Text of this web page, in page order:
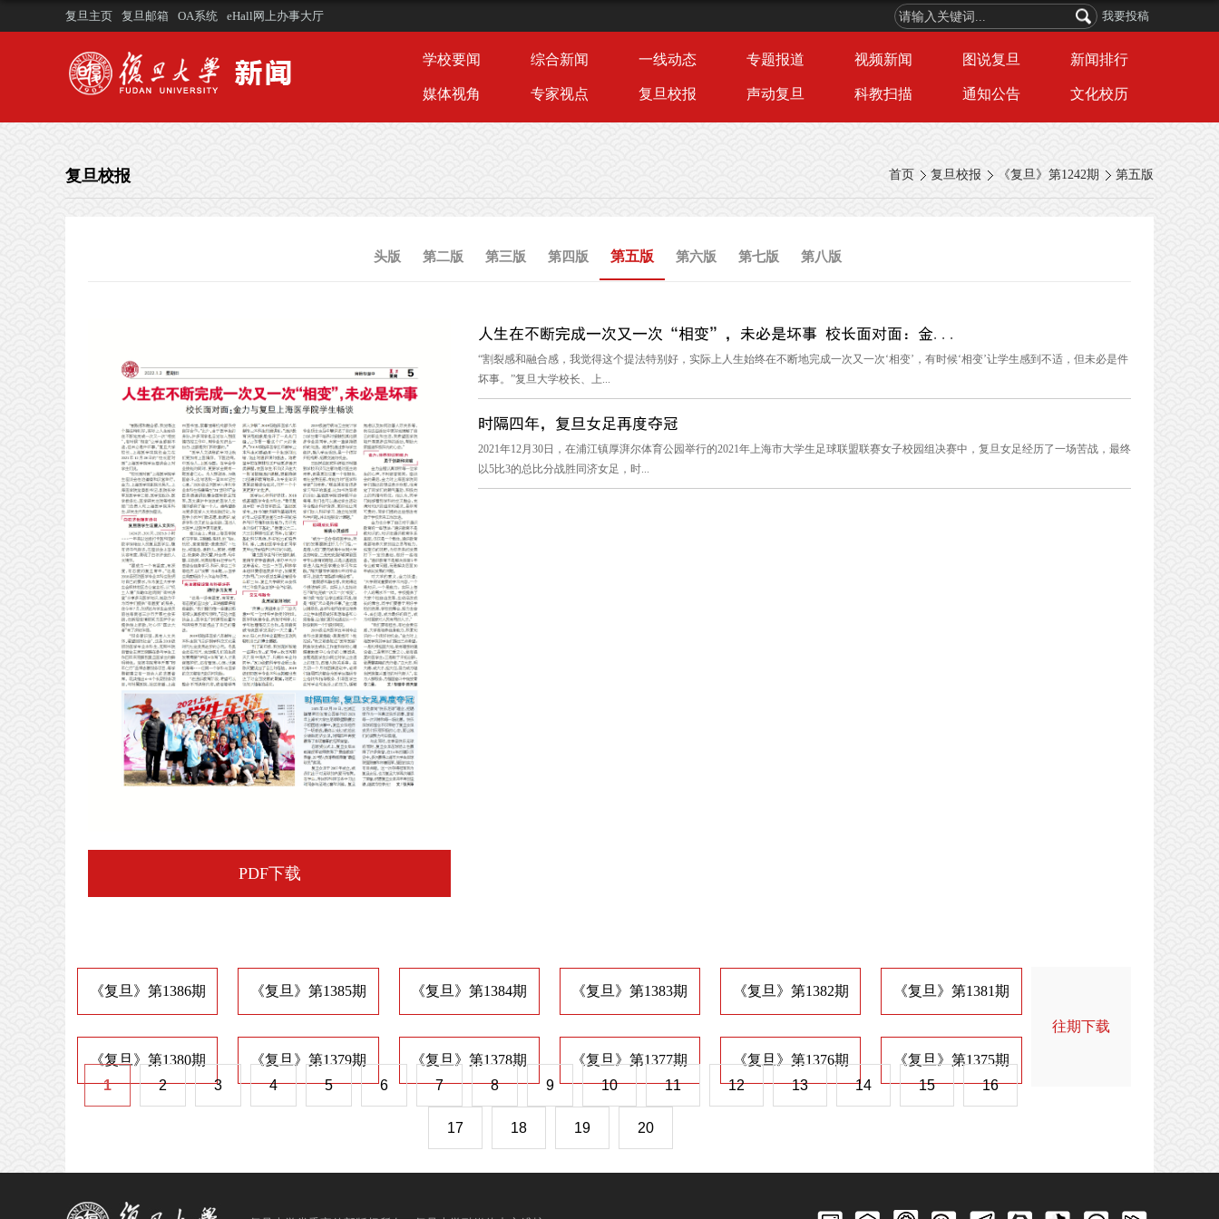
复旦主页 复旦邮箱 OA系统 eHall网上办事大厅 我要投稿
学校要闻 综合新闻 一线动态 专题报道 视频新闻 图说复旦 新闻排行
媒体视角 专家视点 复旦校报 声动复旦 科教扫描 通知公告 文化校历
首页 复旦校报 《复旦》第1242期 第五版
复旦校报
头版 第二版 第三版 第四版 第五版 第六版 第七版 第八版
PDF下载
人生在不断完成一次又一次“相变”，未必是坏事 校长面对面：金...
“割裂感和融合感，我觉得这个提法特别好，实际上人生始终在不断地完成一次又一次‘相变’，有时候‘相变’让学生感到不适，但未必是件
坏事。”复旦大学校长、上...
时隔四年，复旦女足再度夺冠
2021年12月30日，在浦江镇厚湃尔体育公园举行的2021年上海市大学生足球联盟联赛女子校园组决赛中，复旦女足经历了一场苦战，最终
以5比3的总比分战胜同济女足，时...
《复旦》第1386期 《复旦》第1385期 《复旦》第1384期 《复旦》第1383期 《复旦》第1382期 《复旦》第1381期
《复旦》第1380期 《复旦》第1379期 《复旦》第1378期 《复旦》第1377期 《复旦》第1376期 《复旦》第1375期
1
2 3 4 5 6 7 8 9 10 11 12 13 14 15 16
17 18 19 20
往期下载